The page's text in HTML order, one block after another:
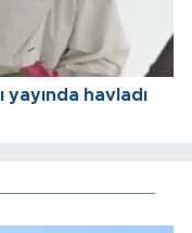
yayında havladı